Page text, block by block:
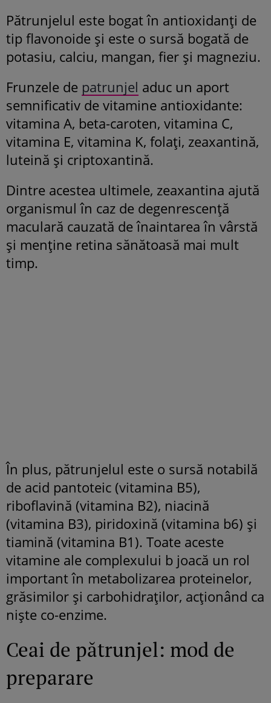
Pătrunjelul este bogat în antioxidanți de
tip flavonoide și este o sursă bogată de
potasiu, calciu, mangan, fier și magneziu.
Frunzele de patrunjel aduc un aport
semnificativ de vitamine antioxidante:
vitamina A, beta-caroten, vitamina C,
vitamina E, vitamina K, folați, zeaxantină,
luteină și criptoxantină.
Dintre acestea ultimele, zeaxantina ajută
organismul în caz de degenrescență
maculară cauzată de înaintarea în vârstă
și menține retina sănătoasă mai mult
timp.
În plus, pătrunjelul este o sursă notabilă
de acid pantoteic (vitamina B5),
riboflavină (vitamina B2), niacină
(vitamina B3), piridoxină (vitamina b6) și
tiamină (vitamina B1). Toate aceste
vitamine ale complexului b joacă un rol
important în metabolizarea proteinelor,
grăsimilor și carbohidraților, acționând ca
niște co-enzime.
Ceai de pătrunjel: mod de
preparare